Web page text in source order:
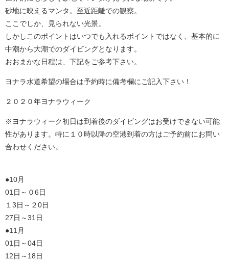
砂地に映えるマンタ。至近距離での観察。
ここでしか、見られない光景。
しかしこのポイントはいつでも入れるポイントではなく、基本的に
中潮から大潮でのダイビングとなります。
おおまかな日程は、下記をご参考下さい。
ヨナラ水道希望の場合は予約時に備考欄にご記入下さい！
２０２０年ヨナラウィーク
※ヨナラウィーク初日は到着後のダイビングはお受けできない可能
性があります。特に１０時以降の空港到着の方はご予約前にお問い
合わせください。
●10月
01日～０6日
１3日～２0日
27日～31日
●11月
01日～04日
12日～18日